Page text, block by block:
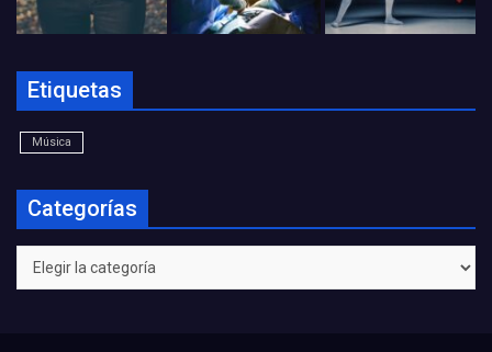
Etiquetas
Música
Categorías
Categorías